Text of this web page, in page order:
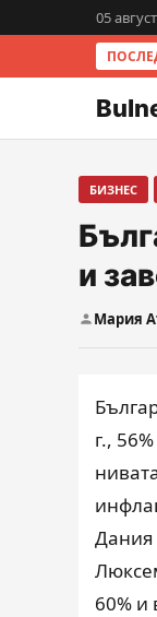
05
БИЗНЕС
и
Мария
г.,
Дания
60% и